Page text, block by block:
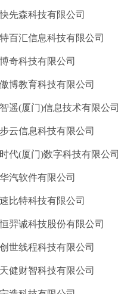
森科技有限公司
汇信息科技有限公司
科技有限公司
教育科技有限公司
(厦门)信息技术有限公司
信息科技有限公司
(厦门)数字科技有限公司
软件有限公司
特科技有限公司
诚科技股份有限公司
线程科技有限公司
财智科技有限公司